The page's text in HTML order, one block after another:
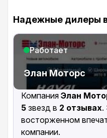
Надежные дилеры
Работает
Элан Моторс
Компания Элан
5 звезд в 2 отзывах.
восторженном
компании.